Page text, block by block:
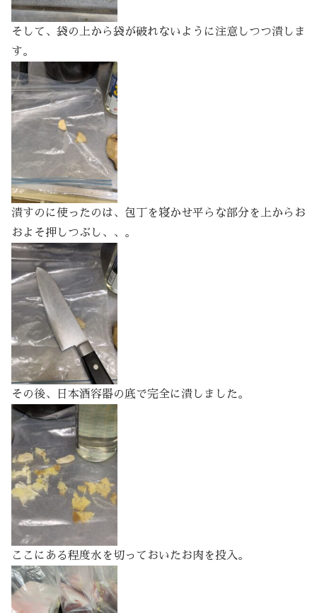
そして、袋の上から袋が破れないように注意しつつ潰しま
す。
潰すのに使ったのは、包丁を寝かせ平らな部分を上からお
およそ押しつぶし、、。
その後、日本酒容器の底で完全に潰しました。
ここにある程度水を切っておいたお肉を投入。